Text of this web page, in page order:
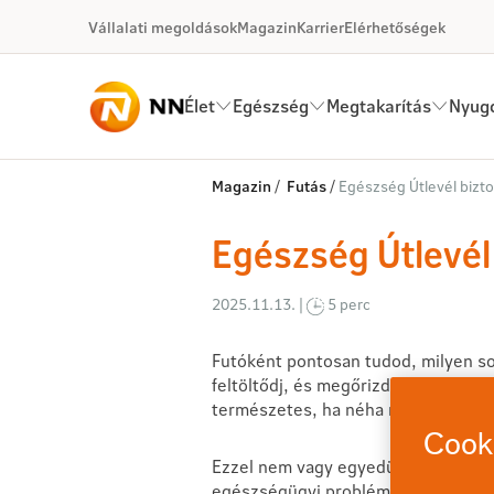
Ugrás a fő tartalomhoz
Vállalati megoldásokMagazinKarrierElérhetőségek
Élet Egészség Megtakarítás
Egészség Útlevél biztosítás
Magazin / Futás/ Egészség Útlevél
Egészség
2025.11.13. | 5 perc
Futóként pontosan tudod, milyen
feltöltődj, és megőrizd a testi-lelki
természetes, ha néha mégis átfut
Ezzel nem vagy egyedül –